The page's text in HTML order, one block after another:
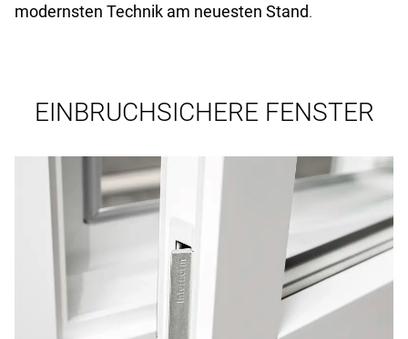
modernsten Technik am neuesten Stand.
EINBRUCHSICHERE FENSTER